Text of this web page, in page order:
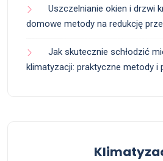
Uszczelnianie okien i drzwi
domowe metody na redukcję
Jak skutecznie schłodzić
klimatyzacji: praktyczne metody i